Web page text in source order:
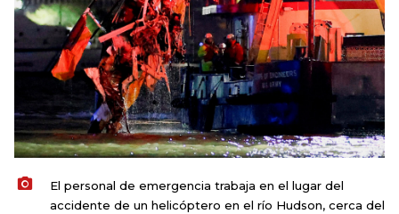
El personal de emergencia trabaja en el lugar del
accidente de un helicóptero en el río Hudson, cerca del